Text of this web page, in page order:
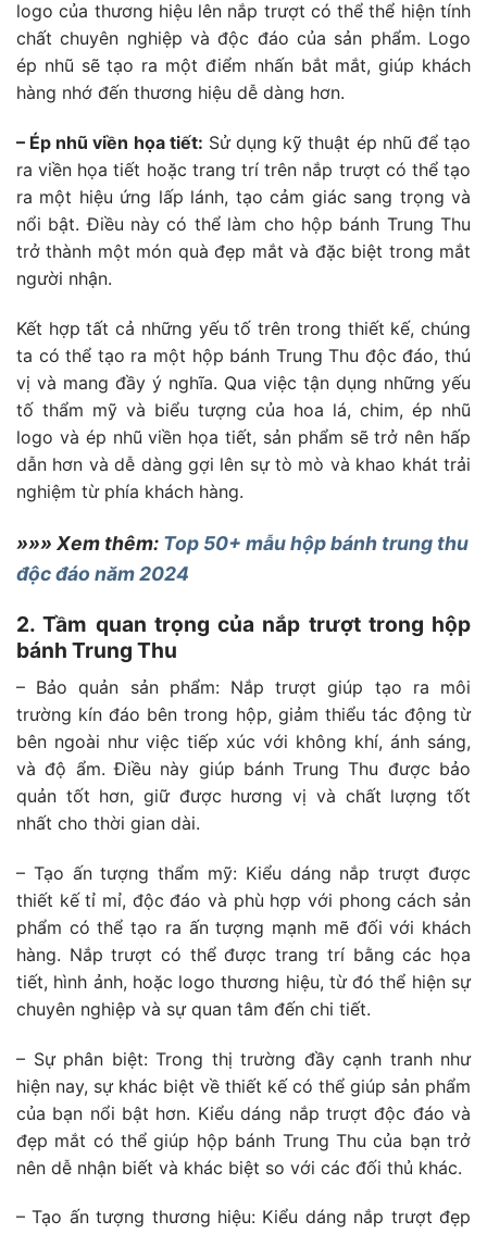
logo của thương hiệu lên nắp trượt có thể thể hiện tính
chất chuyên nghiệp và độc đáo của sản phẩm. Logo
ép nhũ sẽ tạo ra một điểm nhấn bắt mắt, giúp khách
hàng nhớ đến thương hiệu dễ dàng hơn.
– Ép nhũ viền họa tiết: Sử dụng kỹ thuật ép nhũ để tạo
ra viền họa tiết hoặc trang trí trên nắp trượt có thể tạo
ra một hiệu ứng lấp lánh, tạo cảm giác sang trọng và
nổi bật. Điều này có thể làm cho hộp bánh Trung Thu
trở thành một món quà đẹp mắt và đặc biệt trong mắt
người nhận.
Kết hợp tất cả những yếu tố trên trong thiết kế, chúng
ta có thể tạo ra một hộp bánh Trung Thu độc đáo, thú
vị và mang đầy ý nghĩa. Qua việc tận dụng những yếu
tố thẩm mỹ và biểu tượng của hoa lá, chim, ép nhũ
logo và ép nhũ viền họa tiết, sản phẩm sẽ trở nên hấp
dẫn hơn và dễ dàng gợi lên sự tò mò và khao khát trải
nghiệm từ phía khách hàng.
»»» Xem thêm: Top 50+ mẫu hộp bánh trung thu
độc đáo năm 2024
2. Tầm quan trọng của nắp trượt trong hộp
bánh Trung Thu
– Bảo quản sản phẩm: Nắp trượt giúp tạo ra môi
trường kín đáo bên trong hộp, giảm thiểu tác động từ
bên ngoài như việc tiếp xúc với không khí, ánh sáng,
và độ ẩm. Điều này giúp bánh Trung Thu được bảo
quản tốt hơn, giữ được hương vị và chất lượng tốt
nhất cho thời gian dài.
– Tạo ấn tượng thẩm mỹ: Kiểu dáng nắp trượt được
thiết kế tỉ mỉ, độc đáo và phù hợp với phong cách sản
phẩm có thể tạo ra ấn tượng mạnh mẽ đối với khách
hàng. Nắp trượt có thể được trang trí bằng các họa
tiết, hình ảnh, hoặc logo thương hiệu, từ đó thể hiện sự
chuyên nghiệp và sự quan tâm đến chi tiết.
– Sự phân biệt: Trong thị trường đầy cạnh tranh như
hiện nay, sự khác biệt về thiết kế có thể giúp sản phẩm
của bạn nổi bật hơn. Kiểu dáng nắp trượt độc đáo và
đẹp mắt có thể giúp hộp bánh Trung Thu của bạn trở
nên dễ nhận biết và khác biệt so với các đối thủ khác.
– Tạo ấn tượng thương hiệu: Kiểu dáng nắp trượt đẹp